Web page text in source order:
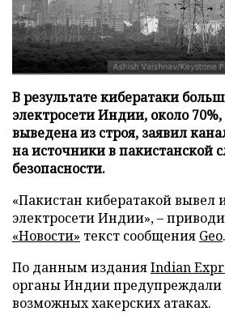
В результате кибератаки
электросети Индии, около 70%,
выведена из строя, заявил
на источники в пакистанской
безопасности.
«Пакистан кибератакой вывел
электросети Индии», –
«Новости» текст сообщения Geo.
По данным изданияIndian
органы Индии предупреждали
возможных хакерских атаках.